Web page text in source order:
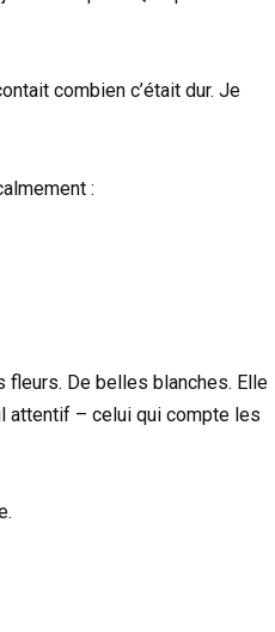
combien c’était dur. Je
:
fleurs. De belles blanches. Elle
attentif – celui qui compte les